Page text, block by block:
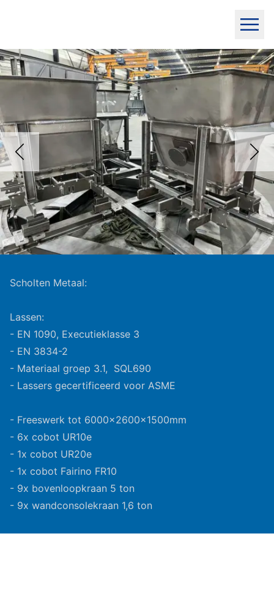
Scholten Metaal:
Lassen:
- EN 1090, Executieklasse 3
- EN 3834-2
- Materiaal groep 3.1, SQL690
- Lassers gecertificeerd voor ASME
- Freeswerk tot 6000x2600x1500mm
- 6x cobot UR10e
- 1x cobot UR20e
- 1x cobot Fairino FR10
- 9x bovenloopkraan 5 ton
- 9x wandconsolekraan 1,6 ton